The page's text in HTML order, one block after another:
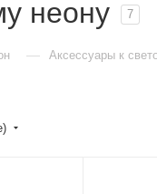
неону 7
— Аксессуары к